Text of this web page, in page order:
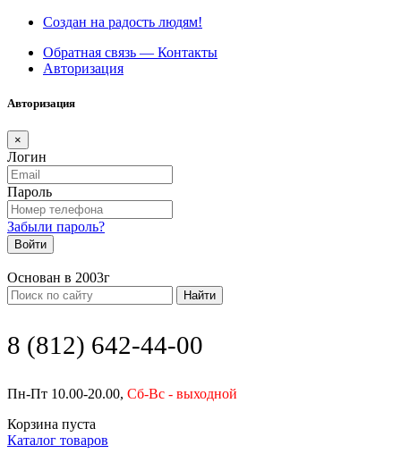
Создан на радость людям!
Обратная связь — Контакты
Авторизация
Авторизация
×
Логин
Пароль
Забыли пароль?
Войти
Основан в 2003г
Найти
8 (812) 642-44-00
Пн-Пт 10.00-20.00, Сб-Вс - выходной
Корзина пуста
Каталог товаров